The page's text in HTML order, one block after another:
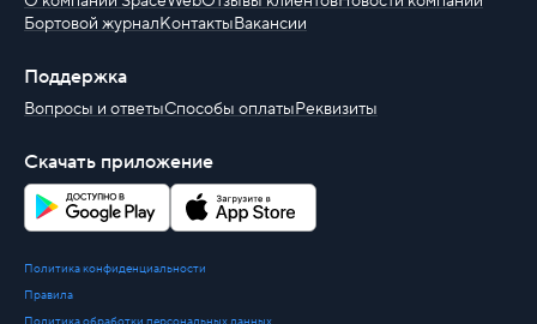
Бортовой журналКонтактыВакансии
Поддержка
Вопросы и ответыСпособы оплатыРеквизиты
Скачать приложение
Политика конфиденциальности
Правила